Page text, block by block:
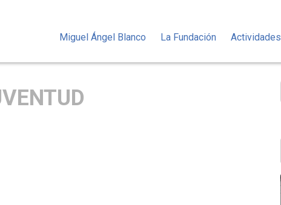
Miguel Ángel Blanco La Fundación Actividades